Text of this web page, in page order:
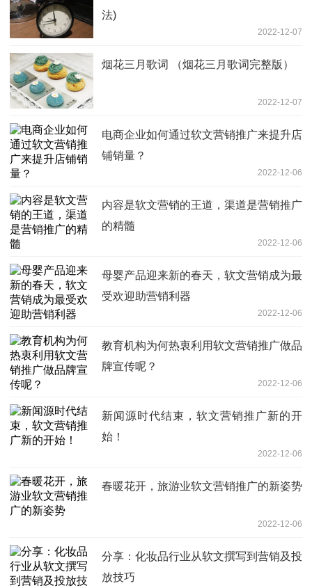
法)
2022-12-07
烟花三月歌词 （烟花三月歌词完整版）
2022-12-07
电商企业如何通过软文营销推广来提升店
铺销量？
2022-12-06
内容是软文营销的王道，渠道是营销推广
的精髓
2022-12-06
母婴产品迎来新的春天，软文营销成为最
受欢迎助营销利器
2022-12-06
教育机构为何热衷利用软文营销推广做品
牌宣传呢？
2022-12-06
新闻源时代结束，软文营销推广新的开
始！
2022-12-06
春暖花开，旅游业软文营销推广的新姿势
2022-12-06
分享：化妆品行业从软文撰写到营销及投
放技巧